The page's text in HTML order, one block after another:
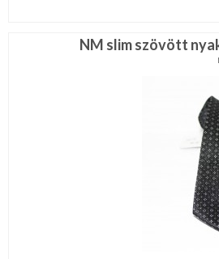
NM slim szövött